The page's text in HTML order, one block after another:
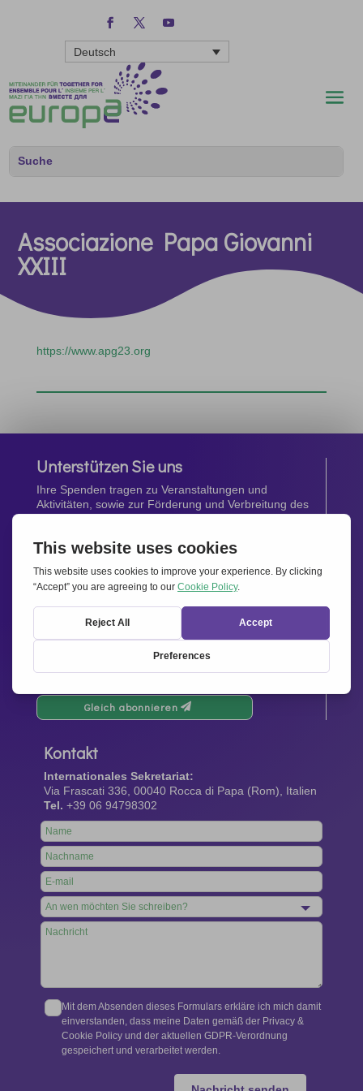
Deutsch
Associazione Papa Giovanni
XXIII
https://www.apg23.org
Unterstützen Sie uns
Ihre Spenden tragen zu Veranstaltungen und
Aktivitäten, sowie zur Förderung und Verbreitung des
Newsletter
Infos aus unserem Netzwerk.
Gleich abonnieren
Kontakt
Internationales Sekretariat:
Via Frascati 336, 00040 Rocca di Papa (Rom), Italien
Tel. +39 06 94798302
Leave
this
field
blank
Mit dem Absenden dieses Formulars erkläre ich mich damit
einverstanden, dass meine Daten gemäß der Privacy &
Cookie Policy und der aktuellen GDPR-Verordnung
gespeichert und verarbeitet werden.